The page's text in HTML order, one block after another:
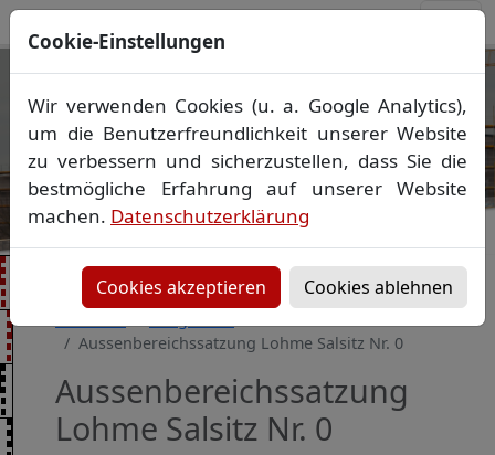
Ihr Vermessungsbüro in
Mecklenburg-Vorpommern
Wir vermessen Ihr Grundstück
Lageplan Absteckung▪Bauvermessung ▪
Gebäudeeinmessung
Grenzfeststellung▪Amtliche Auskünfte und
Vorheriges Bild
Aussenbereichssatzung Lohme Salsitz Nr. 0
Aussenbereichssatzung
Lohme Salsitz Nr. 0
Cookie-Einstellungen
Wir verwenden Cookies (u. a. Google Analytics),
um die Benutzerfreundlichkeit unserer Website
zu verbessern und sicherzustellen, dass Sie die
bestmögliche Erfahrung auf unserer Website
machen. Datenschutzerklärung
Cookies akzeptieren Cookies ablehnen